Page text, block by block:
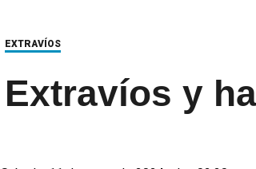
EXTRAVÍOS
Extravíos y